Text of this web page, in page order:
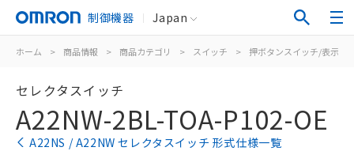
制御機器 Japan
ホーム > 商品情報 > 商品カテゴリ > スイッチ > 押ボタンスイッチ/表示灯
セレクタスイッチ
A22NW-2BL-TOA-P102-OE
A22NS / A22NW セレクタスイッチ 形式仕様一覧